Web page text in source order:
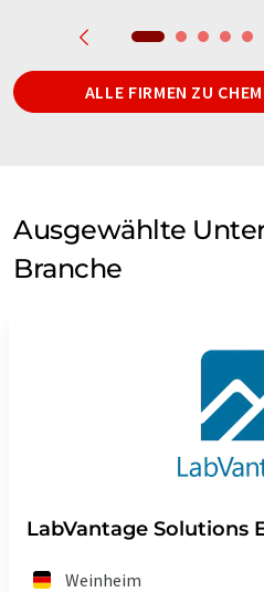
ALLE FIRMEN ZU
Ausgewählte
Branche
LabVantage Solutions
Weinheim